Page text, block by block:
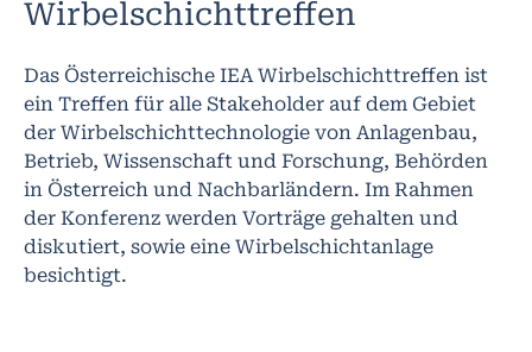
Wirbelschichttreffen
Das Österreichische IEA Wirbelschichttreffen ist
ein Treffen für alle Stakeholder auf dem Gebiet
der Wirbelschichttechnologie von Anlagenbau,
Betrieb, Wissenschaft und Forschung, Behörden
in Österreich und Nachbarländern. Im Rahmen
der Konferenz werden Vorträge gehalten und
diskutiert, sowie eine Wirbelschichtanlage
besichtigt.